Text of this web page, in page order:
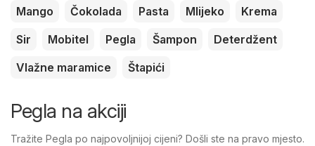
Mango Čokolada Pasta Mlijeko
Krema
Sir
Mobitel Pegla Šampon
Deterdžent
Vlažne maramice
Štapići
Pegla na akciji
Tražite Pegla po najpovoljnijoj cijeni? Došli ste na pravo mjesto.